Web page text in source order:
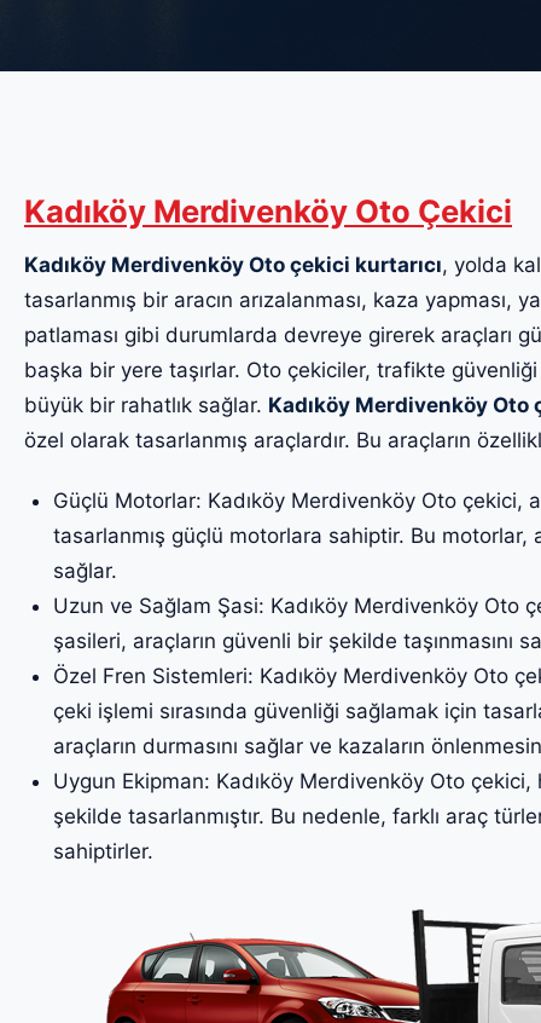
Kadıköy Merdivenköy Oto Çekici
Kadıköy Merdivenköy Oto çekici kurtarıcı, yolda
tasarlanmış bir aracın arızalanması, kaza yapması,
patlaması gibi durumlarda devreye girerek araçları
başka bir yere taşırlar. Oto çekiciler, trafikte
büyük bir rahatlık sağlar. Kadıköy Merdivenköy Oto
özel olarak tasarlanmış araçlardır. Bu araçların
Güçlü Motorlar: Kadıköy Merdivenköy Oto çekici,
tasarlanmış güçlü motorlara sahiptir. Bu motorlar,
sağlar.
Uzun ve Sağlam Şasi: Kadıköy Merdivenköy Oto
şasileri, araçların güvenli bir şekilde taşınmasını
Özel Fren Sistemleri: Kadıköy Merdivenköy Oto
çeki işlemi sırasında güvenliği sağlamak için
araçların durmasını sağlar ve kazaların
Uygun Ekipman: Kadıköy Merdivenköy Oto
şekilde tasarlanmıştır. Bu nedenle, farklı araç
sahiptirler.